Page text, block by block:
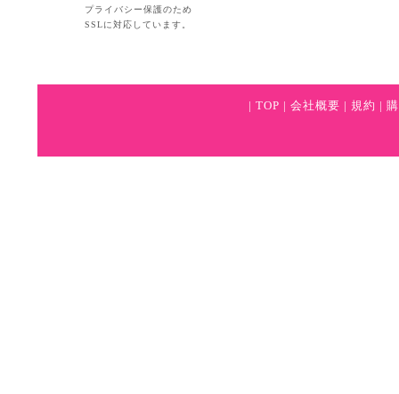
プライバシー保護のため
SSLに対応しています。
| TOP | 会社概要 | 規約 |